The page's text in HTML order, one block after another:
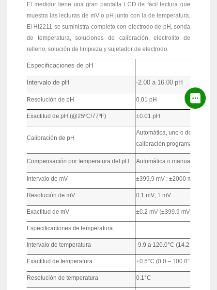
El medidor tiene una gran pantalla LCD de fácil lectura que
muestra las lecturas de mV o pH junto con la de temperatura.
El HI2211 se suministra completo con electrodo de pH, sonda
de temperatura, soluciones de calibración, electrolito de
relleno, solución de limpieza y sujetador de electrodo.
Especificaciones de pH
Intervalo de pH -2.00 a 16.00 pH
Resolución de pH 0.01 pH
Exactitud de pH (@25ºC/77ºF) ±0.01 pH
Calibración de pH
Automática, uno o dos
calibración programadas (pH
Compensación por temperatura del pH Automática o manual desde -
Intervalo de mV ±399.9 mV ; ±2000 mV
Resolución de mV 0.1 mV; 1 mV
Exactitud de mV ±0.2 mV (±399.9 mV); ±1 mV
Especificaciones de temperatura
Intervalo de temperatura -9.9 a 120.0°C (14.2 a
Exactitud de temperatura ±0.5°C (0.0 – 100.0°C); ±1°C
Resolución de temperatura 0.1°C